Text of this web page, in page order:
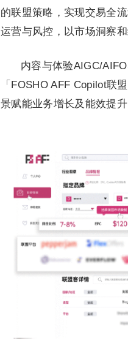
的联盟策略，实现交易全
运营与风控，以市场洞察
内容与体验AIGC/
「FOSHO AFF Copilot联
景赋能业务增长及能效提升